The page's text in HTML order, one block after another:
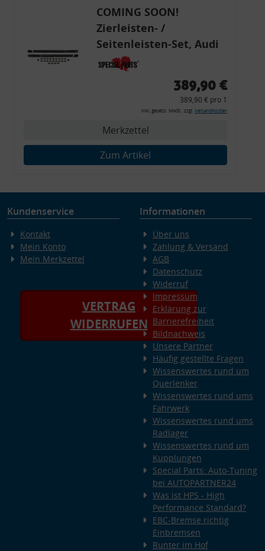
COMING SOON!
Zierleisten- /
Seitenleisten-Set, Audi
80 Cabrio, Coupe, S2, (6x
Zierleiste, 2x Kappe,
Montagewerkzeug)
389,90 €
389,90 € pro 1
inkl. gesetzl. MwSt., zzgl. Versandkosten
Merkzettel
Zum Artikel
Kundenservice
Kontakt
Mein Konto
Mein Merkzettel
VERTRAG
WIDERRUFEN
Informationen
Über uns
Zahlung & Versand
AGB
Datenschutz
Widerruf
Impressum
Erklärung zur
Barrierefreiheit
Bildnachweis
Unsere Partner
Häufig gestellte Fragen
Wissenswertes rund um
Querlenker
Wissenswertes rund ums
Fahrwerk
Wissenswertes rund ums
Radlager
Wissenswertes rund um
Kupplungen
Special Parts: Auto-Tuning
bei AUTOPARTNER24
Was ist HPS - High
Performance Standard?
EBC-Bremse richtig
Einbremsen
Runter im Hof